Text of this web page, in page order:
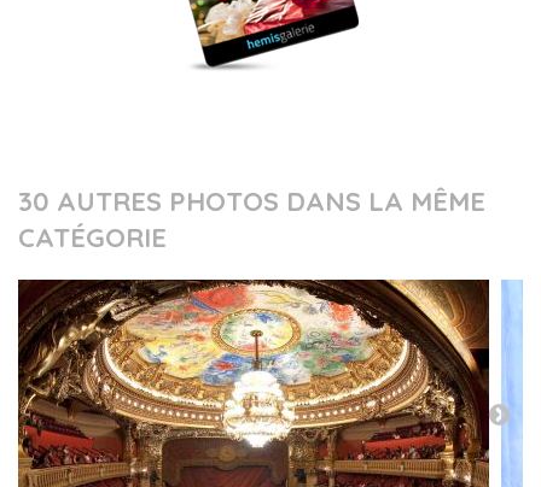
30 AUTRES PHOTOS DANS LA MÊME
CATÉGORIE